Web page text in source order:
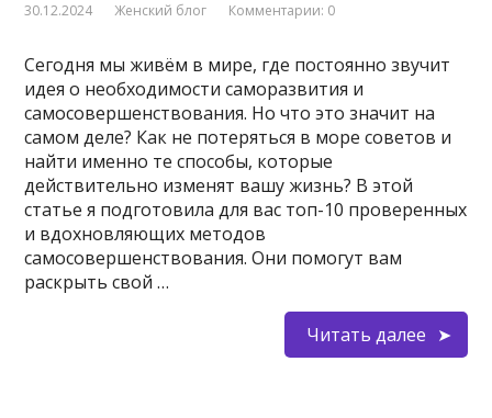
30.12.2024 Женский блог Комментарии: 0
Сегодня мы живём в мире, где постоянно звучит
идея о необходимости саморазвития и
самосовершенствования. Но что это значит на
самом деле? Как не потеряться в море советов и
найти именно те способы, которые
действительно изменят вашу жизнь? В этой
статье я подготовила для вас топ-10 проверенных
и вдохновляющих методов
самосовершенствования. Они помогут вам
раскрыть свой …
Читать далее